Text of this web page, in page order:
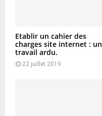
Etablir un cahier des
charges site internet : un
travail ardu.
22 juillet 2019